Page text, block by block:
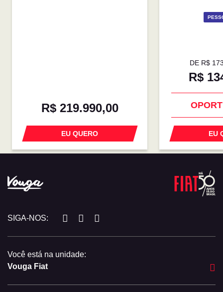
R$ 219.990,00
EU QUERO
DE R$
R$
EU
SIGA-NOS:
Você está na unidade:
Vouga Fiat